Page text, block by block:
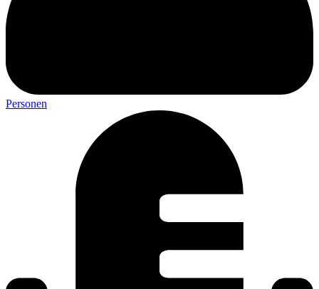
Personen